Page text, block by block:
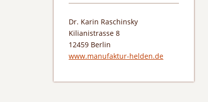
Dr. Karin Raschinsky
Kilianistrasse 8
12459 Berlin
www.manufaktur-helden.de